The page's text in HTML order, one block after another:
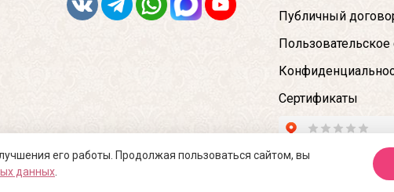
Публичный
Сертификаты
его работы. Продолжая пользоваться сайтом, вы
данных